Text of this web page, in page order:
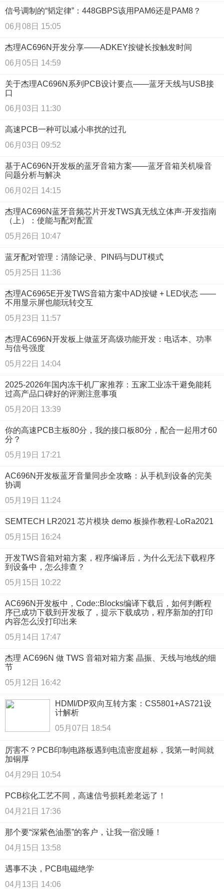
信号调制的“韬定律”：448GBPS该用PAM6还是PAM8？
06月08日 15:05
杰理AC696N开发分享——ADKEY按键长按触发时间
06月05日 14:59
关于杰理AC696N系列PCB设计要点——蓝牙天线与USB接
口
06月03日 11:30
高速PCB一种可以减小串扰的过孔
06月03日 09:52
基于AC696N开发板的蓝牙音箱方案——蓝牙音箱关机噪音
问题分析与解决
06月02日 14:15
杰理AC696N蓝牙音频芯片开发TWS真无线立体声-开发指南
（上）：使能与配对配置
05月26日 10:47
蓝牙配对管理：清除记录、PIN码与DUT模式
05月25日 11:36
杰理AC6965E开发TWS音箱方案中AD按键 + LED状态 ——
不用显示屏也能玩转交互
05月23日 11:57
杰理AC696N开发板上做蓝牙高级功能开发：电话本、功率
与信号强度
05月22日 14:04
2025-2026年国内冻干机厂家推荐：五家工业冻干避免能耗
过高产品口碑好的评测注意事项
05月20日 13:39
你的高速PCB主板80分，我的接口板80分，配合一起用才60
分？
05月19日 17:21
AC696N开发板蓝牙音量同步全攻略：从手机到设备的完美
协调
05月19日 11:24
SEMTECH LR2021 芯片模块 demo 板操作教程-LoRa2021
05月15日 16:24
开发TWS音箱对箱方案，程序编译后，为什么无法下载程序
到设备中，怎么排查？
05月15日 10:22
AC696N开发板中，Code::Blocks编译下载后，如何判断程
序已成功下载到开发板了，提示下载成功，程序新加的打印
内容怎么没打印出来
05月14日 17:47
杰理 AC696N 做 TWS 音箱对箱方案 晶振、天线与地线的细
节
05月12日 16:42
HDMI/DP双向互转方案：CS5801+AS721设
计解析
05月07日 18:54
厉害不？PCB印制电路板遇到电流密度超标，我第一时间就
加铜厚
04月29日 10:54
PCB棕化工艺不同，高速信号损耗差老远了！
04月21日 17:36
那个要“深紫色油墨”的客户，让我一宿没睡！
04月15日 13:58
遇事不决，PCB电磁绝学
04月13日 14:06